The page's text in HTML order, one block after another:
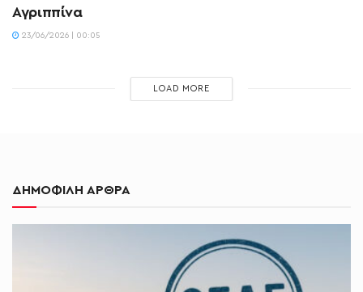
Αγριππίνα
23/06/2026 | 00:05
LOAD MORE
ΔΗΜΟΦΙΛΗ ΑΡΘΡΑ